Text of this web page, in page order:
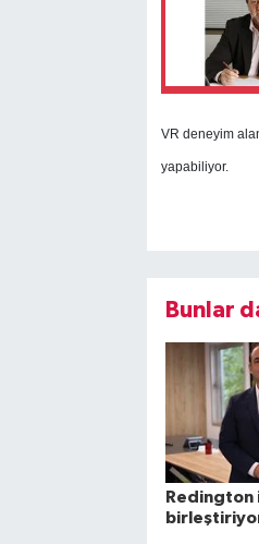
VR deneyim
yapabiliyor.
Bunlar
Redington